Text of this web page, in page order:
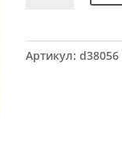
ST10
Артикул:d38056